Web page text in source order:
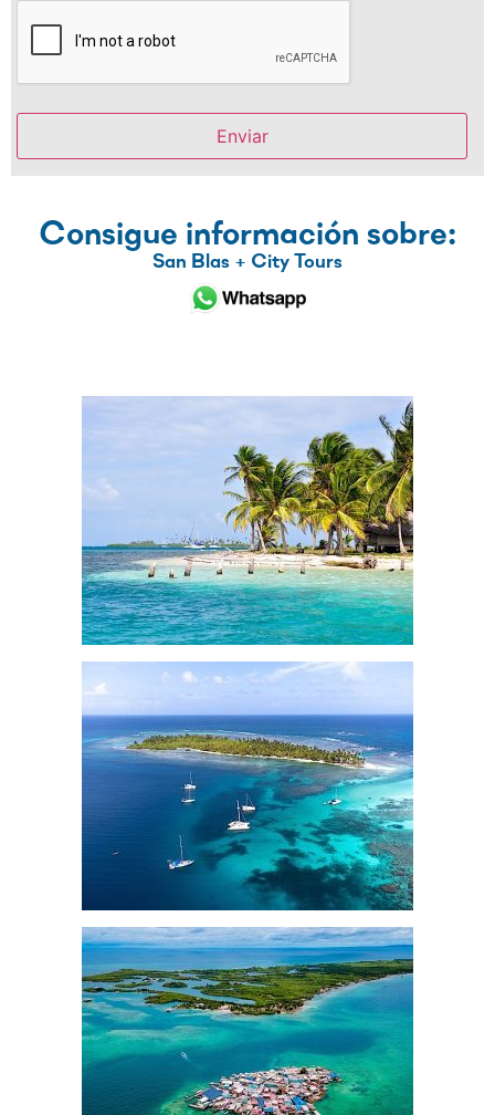
Consigue información sobre:
San Blas + City Tours